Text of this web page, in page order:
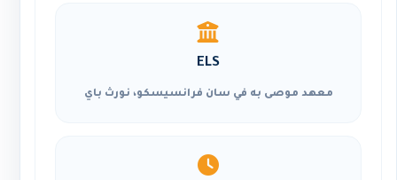
ELS
معهد موصى به في سان فرانسيسكو، نورث باي